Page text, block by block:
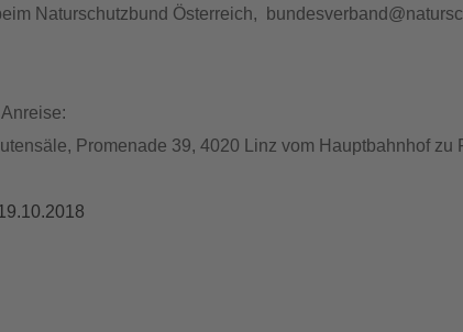
Naturschutzbund Österreich,
Promenade 39, 4020 Linz vom Hauptbahnhof